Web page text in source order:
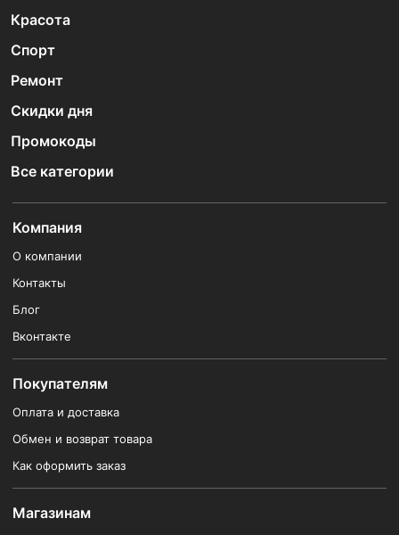
Красота
Спорт
Ремонт
Скидки дня
Промокоды
Все категории
Компания
О компании
Контакты
Блог
Вконтакте
Покупателям
Оплата и доставка
Обмен и возврат товара
Как оформить заказ
Магазинам